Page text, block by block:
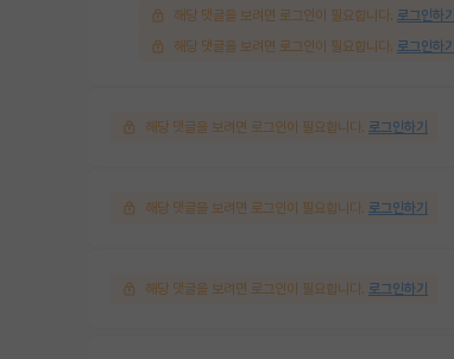
해당 댓글을 보려면 로그인이 필요합니다. 로그인하기
해당 댓글을 보려면 로그인이 필요합니다. 로그인하기
해당 댓글을 보려면 로그인이 필요합니다. 로그인하기
해당 댓글을 보려면 로그인이 필요합니다. 로그인하기
해당 댓글을 보려면 로그인이 필요합니다. 로그인하기